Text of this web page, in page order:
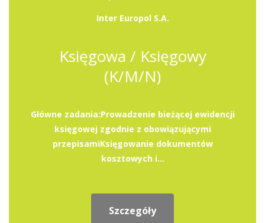
Inter Europol S.A.
Księgowa / Księgowy
(K/M/N)
Główne zadania:Prowadzenie bieżącej ewidencji
księgowej zgodnie z obowiązującymi
przepisamiKsięgowanie dokumentów
kosztowych i...
Szczegóły